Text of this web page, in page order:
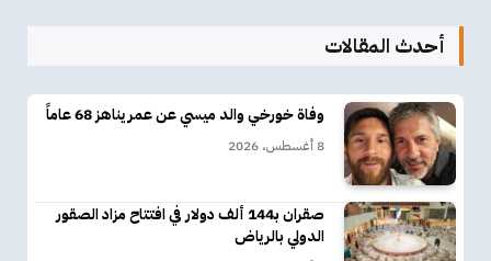
أحدث المقالات
وفاة خورخي والد ميسي عن عمر يناهز 68 عاماً
8 أغسطس، 2026
صقران بـ144 ألف دولار في افتتاح مزاد الصقور
الدولي بالرياض